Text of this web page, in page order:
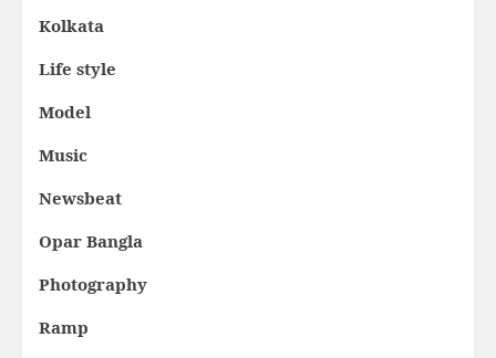
Kolkata
Life style
Model
Music
Newsbeat
Opar Bangla
Photography
Ramp